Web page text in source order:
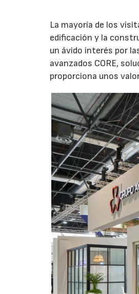
La mayoría de los
edificación y la
un ávido interés por
avanzados CORE,
proporciona unos